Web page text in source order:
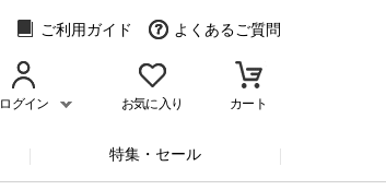
ご利用ガイド よくあるご質問
ログイン お気に入り カート
特集・セール